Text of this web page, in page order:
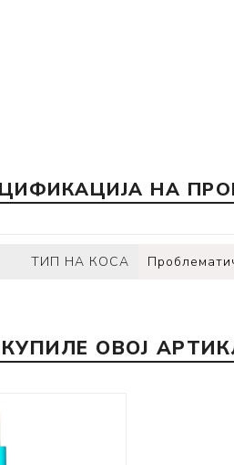
НА
ТИП НА КОСА
ОВОЈ